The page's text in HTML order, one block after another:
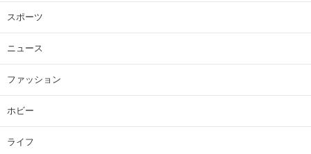
スポーツ
ニュース
ファッション
ホビー
ライフ